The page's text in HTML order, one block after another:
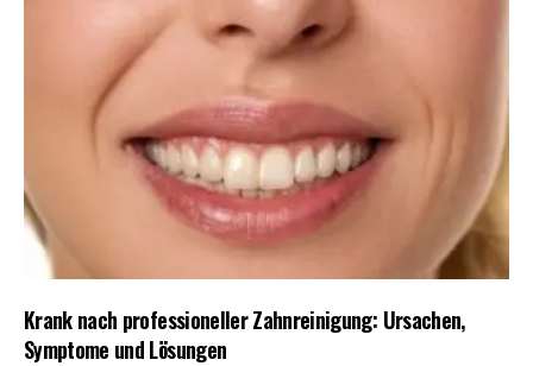
Krank nach professioneller Zahnreinigung: Ursachen,
Symptome und Lösungen